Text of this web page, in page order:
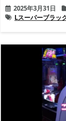
2025年3月31日
Lスーパーブラッ